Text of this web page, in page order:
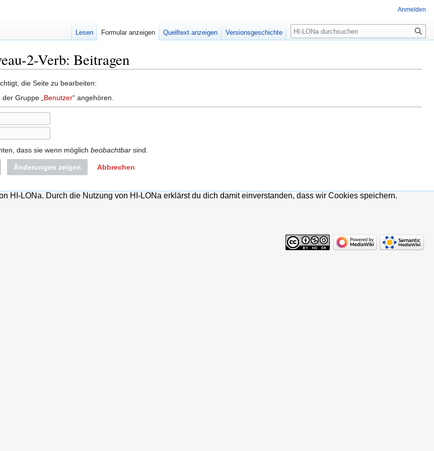
2-Verb: Beitragen
die Seite zu bearbeiten:
Gruppe „Benutzer“ angehören.
dass sie wenn möglich beobachtbar sind.
Änderungen zeigen Abbrechen
HI-LONa. Durch die Nutzung von HI-LONa erklärst du dich damit einverstanden, dass wir Cookies speichern.
Anmelden
Lesen Formular anzeigen Quelltext anzeigen Versionsgeschichte